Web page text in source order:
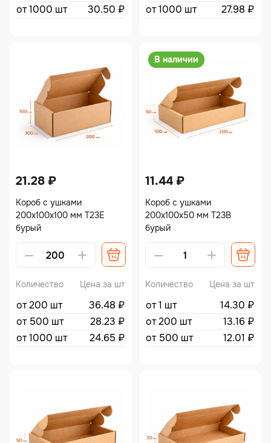
от 1000 шт
30.50 ₽
от 1000 шт
27.98 ₽
21.28 ₽
Короб с ушками
200х100х100 мм Т23Е
бурый
Количество Цена за шт
от 200 шт 36.48 ₽
от 500 шт
28.23 ₽
от 1000 шт
24.65 ₽
В наличии
11.44 ₽
Короб с ушками
200х100х50 мм Т23В
бурый
Количество Цена за шт
от 1 шт 14.30 ₽
от 200 шт
13.16 ₽
от 500 шт
12.01 ₽